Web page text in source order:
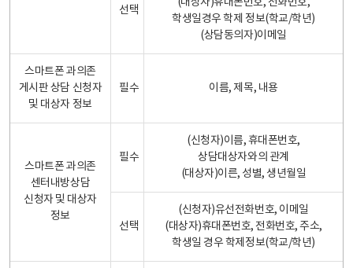
선택
(대상자)휴대폰번호, 전화번호,
학생일경우 학제 정보(학교/학년)
(상담동의자)이메일
스마트폰 과의존
게시판 상담 신청자
및 대상자 정보
필수 이름, 제목, 내용
스마트폰 과의존
센터내방상담
신청자 및 대상자
정보
필수
(신청자)이름, 휴대폰번호,
상담대상자와의 관계
(대상자)이른, 성별, 생년월일
선택
(신청자)유선전화번호, 이메일
(대상자)휴대폰번호, 전화번호, 주소,
학생일 경우 학제정보(학교/학년)